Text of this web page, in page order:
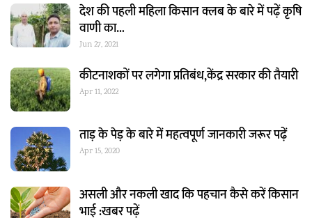
देश की पहली महिला किसान क्लब के बारे में पढ़ें कृषि
वाणी का…
Jun 27, 2021
कीटनाशकों पर लगेगा प्रतिबंध,केंद्र सरकार की तैयारी
Apr 11, 2022
ताड़ के पेड़ के बारे में महत्वपूर्ण जानकारी जरूर पढ़ें
Apr 15, 2020
असली और नकली खाद कि पहचान कैसे करें किसान
भाई :खबर पढ़ें